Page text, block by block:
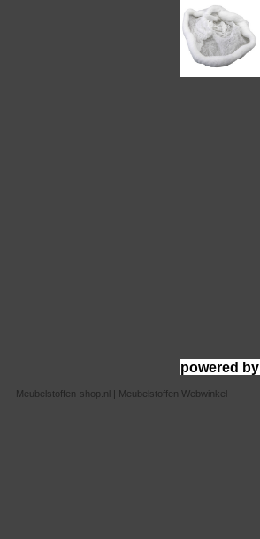
powered by
Meubelstoffen-shop.nl | Meubelstoffen Webwinkel